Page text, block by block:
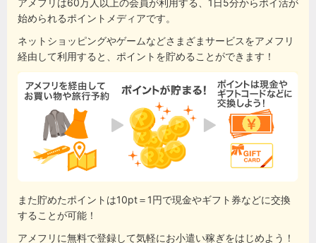
始められるポイントメディアです。
ネットショッピングやゲームなどさまざまサービスをアメフリ
経由して利用すると、ポイントを貯めることができます！
また貯めたポイントは10pt＝1円で現金やギフト券などに交換
することが可能！
アメフリに無料で登録して気軽にお小遣い稼ぎをはじめよう！